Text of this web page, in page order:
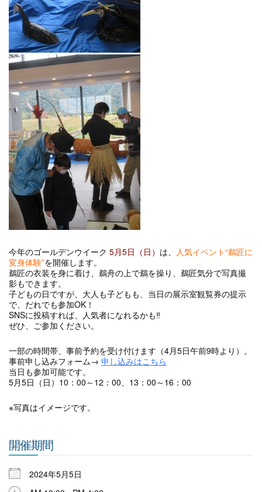
今年のゴールデンウイーク 5月5日（日） は、 人気イベント“鵜匠に
変身体験”を開催します。
鵜匠の衣装を身に着け、鵜舟の上で鵜を操り、鵜匠気分で写真撮
影もできます。
子どもの日ですが、大人も子どもも、当日の展示室観覧券の提示
で、だれでも参加OK！
SNSに投稿すれば、人気者になれるかも‼
ぜひ、ご参加ください。
一部の時間帯、事前予約を受け付けます（4月5日午前9時より）。
事前申し込みフォーム→ 申し込みはこちら
当日も参加可能です。
5月5日（日）10：00～12：00、13：00～16：00
※写真はイメージです。
開催期間
2024年5月5日